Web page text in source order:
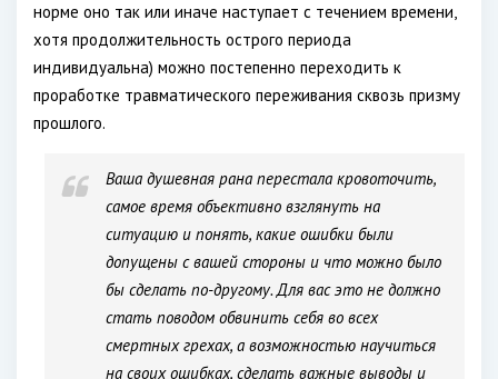
норме оно так или иначе наступает с течением времени,
хотя продолжительность острого периода
индивидуальна) можно постепенно переходить к
проработке травматического переживания сквозь призму
прошлого.
Ваша душевная рана перестала кровоточить,
самое время объективно взглянуть на
ситуацию и понять, какие ошибки были
допущены с вашей стороны и что можно было
бы сделать по-другому. Для вас это не должно
стать поводом обвинить себя во всех
смертных грехах, а возможностью научиться
на своих ошибках, сделать важные выводы и